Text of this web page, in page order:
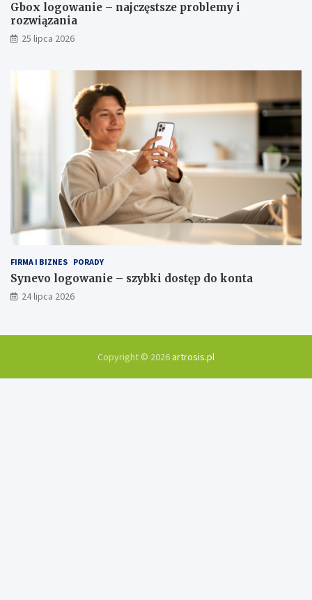
Gbox logowanie – najczęstsze problemy i
rozwiązania
25 lipca 2026
FIRMA I BIZNES PORADY
Synevo logowanie – szybki dostęp do konta
24 lipca 2026
Copyright © 2026artrosis.pl